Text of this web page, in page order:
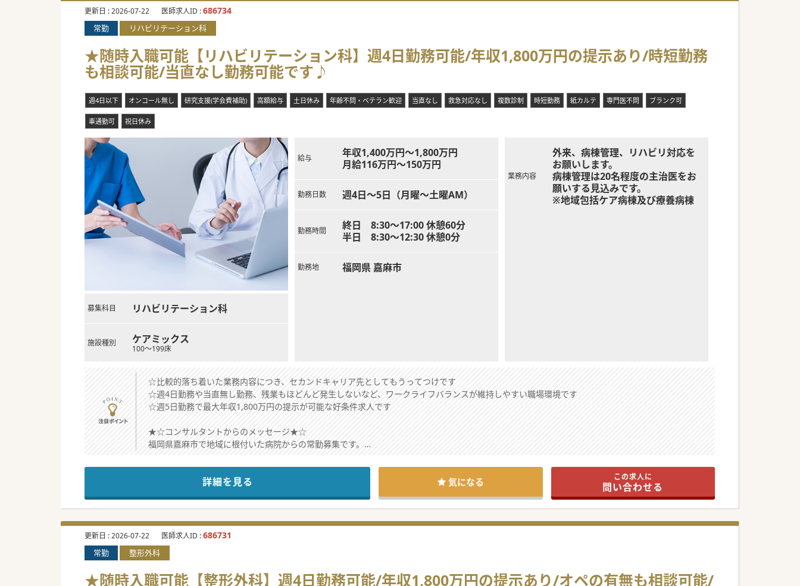
#秋入職可
更新日 :2026-07-22 医師求人ID :686734
常勤 リハビリテーション科
★随時入職可能【リハビリテーション科】週4日勤務可能/年収1,800万円の提示あり/時短勤務
も相談可能/当直なし勤務可能です♪
週4日以下 オンコール無し 研究支援(学会費補助) 高額給与 土日休み 年齢不問・ベテラン歓迎 当直なし 救急対応なし 複数診制 時短勤務 紙カルテ 専門医不問 ブランク可
車通勤可 祝日休み
募集科目 リハビリテーション科
施設種別 ケアミックス
100～199床
給与
年収1,400万円～1,800万円
月給116万円～150万円
勤務日数 週4日～5日（月曜～土曜AM）
勤務時間
終日 8:30～17:00 休憩60分
半日 8:30～12:30 休憩0分
勤務地 福岡県 嘉麻市
業務内容
外来、病棟管理、リハビリ対応を
お願いします。
病棟管理は20名程度の主治医をお
願いする見込みです。
※地域包括ケア病棟及び療養病棟
☆比較的落ち着いた業務内容につき、セカンドキャリア先としてもうってつけです
☆週4日勤務や当直無し勤務、残業もほどんど発生しないなど、ワークライフバランスが維持しやすい職場環境です
☆週5日勤務で最大年収1,800万円の提示が可能な好条件求人です
★☆コンサルタントからのメッセージ★☆
福岡県嘉麻市で地域に根付いた病院からの常勤募集です。
ワークライフバランスが維持しやすい環境であること魅力の1つですが、
時短勤務の相談ですので、育児との両立を考える先生にもオススメできる求人です。
実際に時短勤務制度を活用しながらお勤めの先生もいらっしゃいますので、
少しでもご興味がございましたら、お気軽にお問合せください。
#秋入職可
詳細を見る 気になる この求人に
問い合わせる
更新日 :2026-07-22 医師求人ID :686731
常勤 整形外科
★随時入職可能【整形外科】週4日勤務可能/年収1,800万円の提示あり/オペの有無も相談可能/